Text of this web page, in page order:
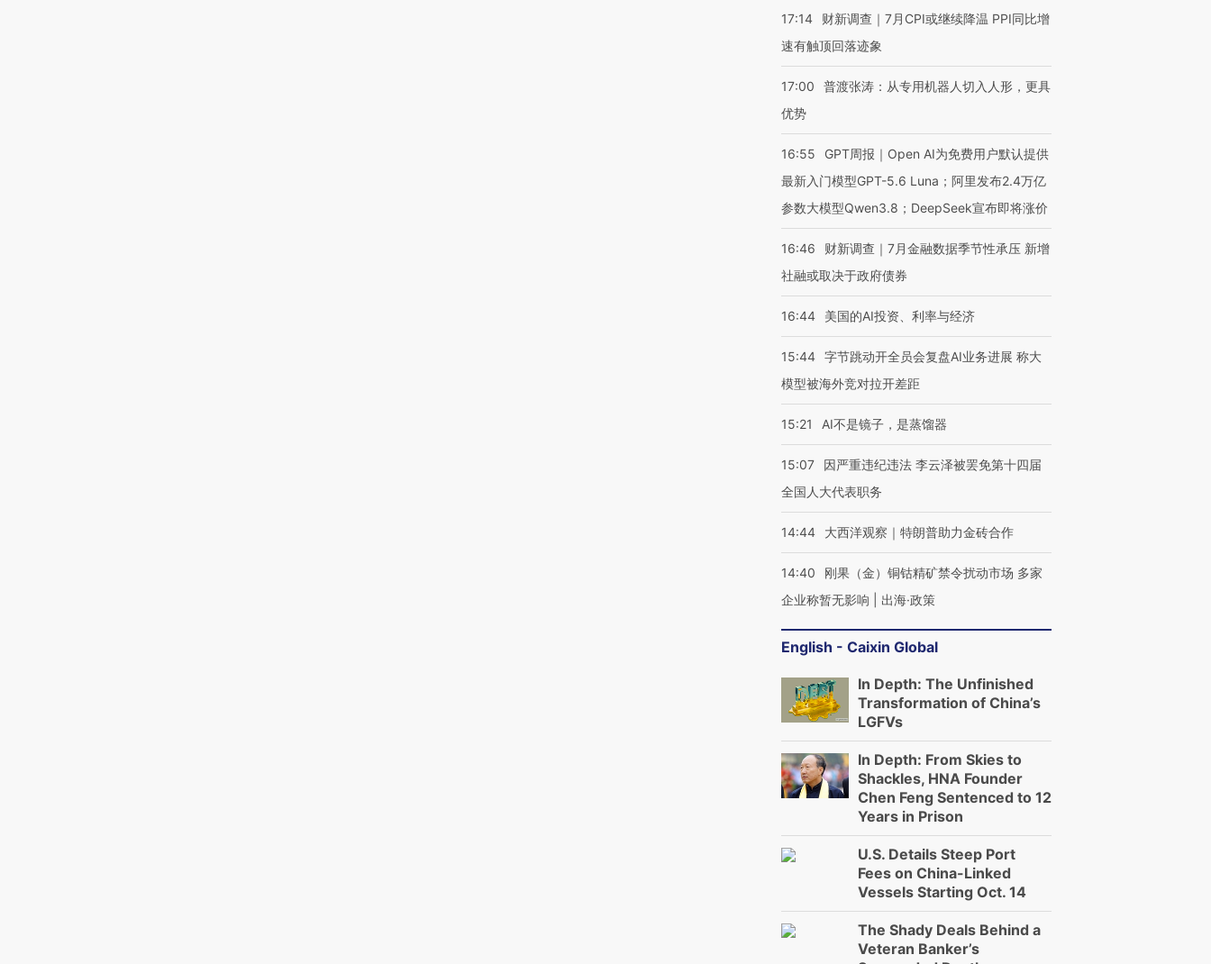
17:14
财新调查｜7月CPI或继续降温 PPI同比增
速有触顶回落迹象
17:00
普渡张涛：从专用机器人切入人形，更具
优势
16:55
GPT周报｜Open AI为免费用户默认提供
最新入门模型GPT-5.6 Luna；阿里发布2.4万亿
参数大模型Qwen3.8；DeepSeek宣布即将涨价
16:46
财新调查｜7月金融数据季节性承压 新增
社融或取决于政府债券
16:44 美国的AI投资、利率与经济
15:44 字节跳动开全员会复盘AI业务进展 称大
模型被海外竞对拉开差距
15:21 AI不是镜子，是蒸馏器
15:07
因严重违纪违法 李云泽被罢免第十四届
全国人大代表职务
14:44 大西洋观察｜特朗普助力金砖合作
14:40
刚果（金）铜钴精矿禁令扰动市场 多家
企业称暂无影响 | 出海·政策
English - Caixin Global
In Depth: The Unfinished
Transformation of China’s
LGFVs
In Depth: From Skies to
Shackles, HNA Founder
Chen Feng Sentenced to 12
Years in Prison
U.S. Details Steep Port
Fees on China-Linked
Vessels Starting Oct. 14
The Shady Deals Behind a
Veteran Banker’s